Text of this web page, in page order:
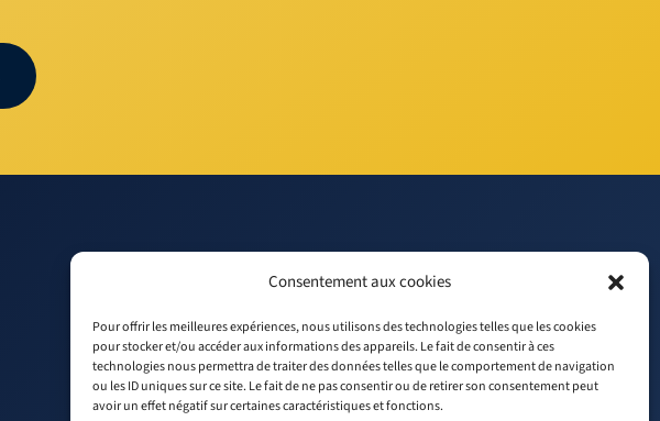
Consentement aux cookies
Pour offrir les meilleures expériences, nous utilisons des technologies telles que les cookies
pour stocker et/ou accéder aux informations des appareils. Le fait de consentir à ces
technologies nous permettra de traiter des données telles que le comportement de navigation
ou les ID uniques sur ce site. Le fait de ne pas consentir ou de retirer son consentement peut
avoir un effet négatif sur certaines caractéristiques et fonctions.
RECRUTEMENT i
n
k
e
F
a
c
e